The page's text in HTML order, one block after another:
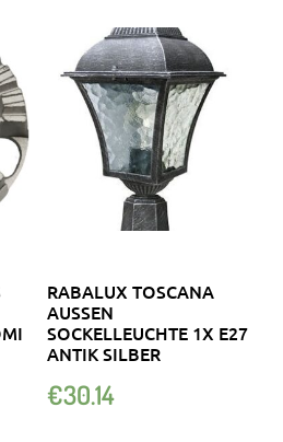
8
RABALUX TOSCANA
AUSSEN S
OCKELLEUCHTE 1X E27 A
NTIK SILBER
€30.14